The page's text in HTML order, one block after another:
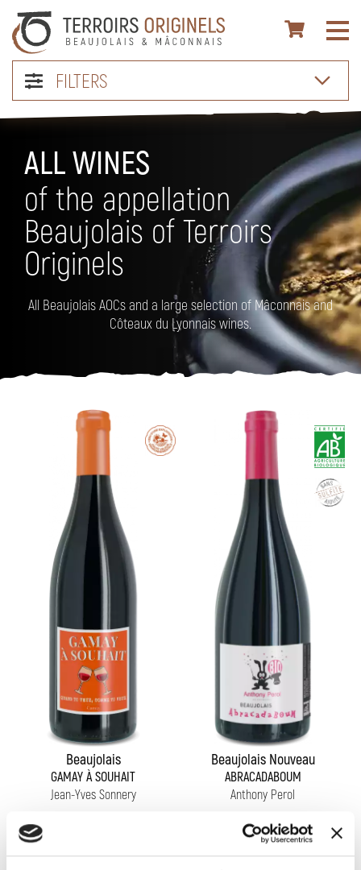
FILTERS
ALL WINES
of the appellation
Beaujolais of Terroirs
Originels
All Beaujolais AOCs and a large selection of Mâconnais and
Côteaux du Lyonnais wines.
Beaujolais
GAMAY À SOUHAIT
Jean-Yves Sonnery
Beaujolais Nouveau
ABRACADABOUM
Anthony Perol
discover